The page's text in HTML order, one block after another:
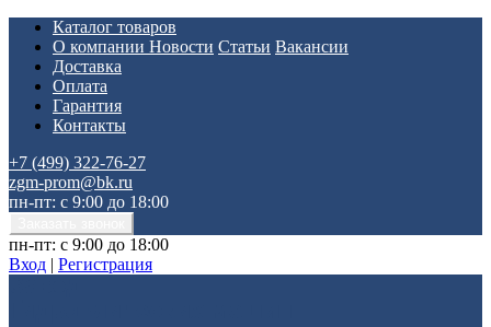
Каталог товаров
О компании Новости Статьи Вакансии
Доставка
Оплата
Гарантия
Контакты
+7 (499) 322-76-27
zgm-prom@bk.ru
пн-пт: с 9:00 до 18:00
пн-пт: с 9:00 до 18:00
Вход | Регистрация